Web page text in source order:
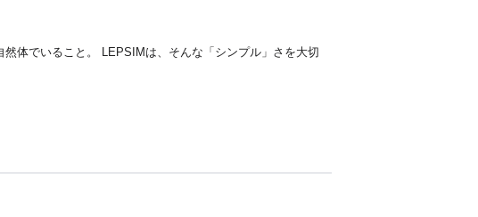
体でいること。 LEPSIMは、そんな「シンプル」さを大切